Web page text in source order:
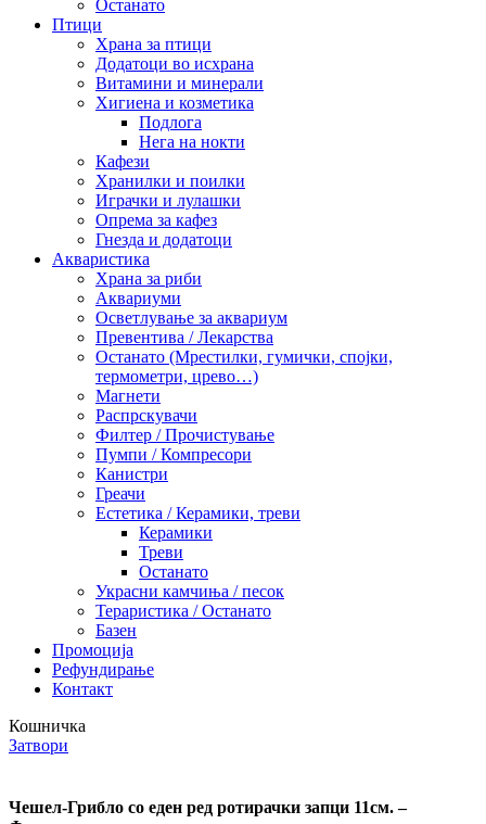
Останато
Птици
Храна за птици
Додатоци во исхрана
Витамини и минерали
Хигиена и козметика
Подлога
Нега на нокти
Кафези
Хранилки и поилки
Играчки и лулашки
Опрема за кафез
Гнезда и додатоци
Акваристика
Храна за риби
Аквариуми
Осветлување за аквариум
Превентива / Лекарства
Останато (Мрестилки, гумички, спојки,
термометри, црево…)
Магнети
Распрскувачи
Филтер / Прочистување
Пумпи / Компресори
Канистри
Греачи
Естетика / Керамики, треви
Керамики
Треви
Останато
Украсни камчиња / песок
Тераристика / Останато
Базен
Промоција
Рефундирање
Контакт
Кошничка
Затвори
Чешел-Грибло со еден ред ротирачки запци 11см. –